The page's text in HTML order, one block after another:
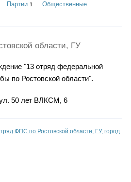
Партии 1
Общественные
области, ГУ
"13 отряд федеральной
по Ростовской области".
50 лет ВЛКСМ, 6
ФПС по Ростовской области, ГУ, город